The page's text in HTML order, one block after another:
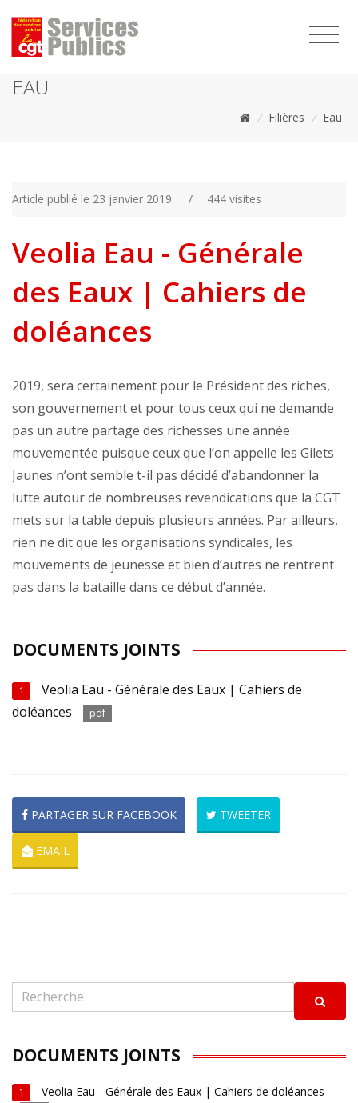
EAU
/ Filières / Eau
Article publié le 23 janvier 2019 / 444 visites
Veolia Eau - Générale
des Eaux | Cahiers de
doléances
2019, sera certainement pour le Président des riches,
son gouvernement et pour tous ceux qui ne demande
pas un autre partage des richesses une année
mouvementée puisque ceux que l’on appelle les Gilets
Jaunes n’ont semble t-il pas décidé d’abandonner la
lutte autour de nombreuses revendications que la CGT
mets sur la table depuis plusieurs années. Par ailleurs,
rien ne dit que les organisations syndicales, les
mouvements de jeunesse et bien d’autres ne rentrent
pas dans la bataille dans ce début d’année.
DOCUMENTS JOINTS
1
Veolia Eau - Générale des Eaux | Cahiers de
doléances
pdf
PARTAGER SUR FACEBOOK TWEETER
EMAIL
DOCUMENTS JOINTS
1 Veolia Eau - Générale des Eaux | Cahiers de doléances